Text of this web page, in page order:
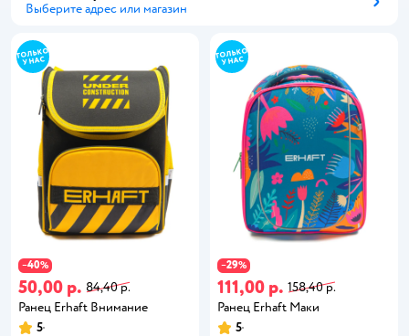
Выберите адрес или магазин
−40%
50,00 р. 84,40 р.
Ранец Erhaft Внимание
5
−29%
111,00 р. 158,40 р.
Ранец Erhaft Маки
5